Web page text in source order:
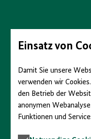
Seiteninhalt
springenEinsatz von
Damit Sie unsere
verwenden wir
den Betrieb der
anonymen
Funktionen und